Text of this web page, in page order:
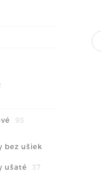
93
bez ušiek
ušaté
37